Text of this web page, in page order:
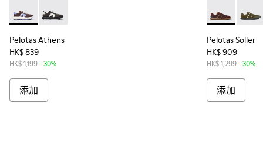
Pelotas Athens - K100944-020 - 男裝多色科技運動鞋。
Pelotas Athens - K100944-009
Pelotas Athens
HK$ 839
HK$ 1,199 -30%
添加
Pelotas
Pelotas Soller
HK$ 909
HK$ 1,299 -30%
添加